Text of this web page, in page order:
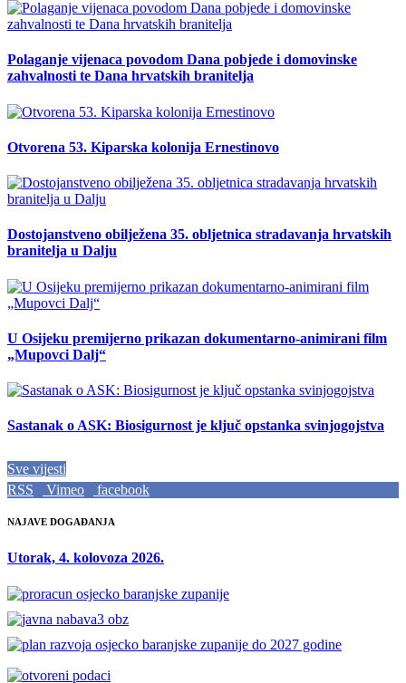
Polaganje vijenaca povodom Dana pobjede i domovinske
zahvalnosti te Dana hrvatskih branitelja
Otvorena 53. Kiparska kolonija Ernestinovo
Dostojanstveno obilježena 35. obljetnica stradavanja hrvatskih
branitelja u Dalju
U Osijeku premijerno prikazan dokumentarno-animirani film
„Mupovci Dalj“
Sastanak o ASK: Biosigurnost je ključ opstanka svinjogojstva
Sve vijesti
RSS
Vimeo facebook
NAJAVE DOGAĐANJA
Utorak, 4. kolovoza 2026.